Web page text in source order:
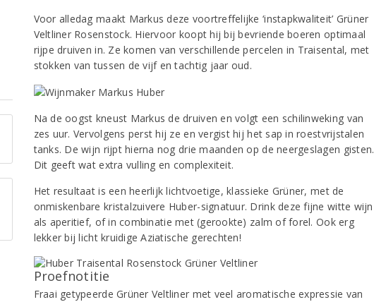
Voor alledag maakt Markus deze voortreffelijke ‘instapkwaliteit’ Grüner
Veltliner Rosenstock. Hiervoor koopt hij bij bevriende boeren optimaal
rijpe druiven in. Ze komen van verschillende percelen in Traisental, met
stokken van tussen de vijf en tachtig jaar oud.
Na de oogst kneust Markus de druiven en volgt een schilinweking van
zes uur. Vervolgens perst hij ze en vergist hij het sap in roestvrijstalen
tanks. De wijn rijpt hierna nog drie maanden op de neergeslagen gisten.
Dit geeft wat extra vulling en complexiteit.
Het resultaat is een heerlijk lichtvoetige, klassieke Grüner, met de
onmiskenbare kristalzuivere Huber-signatuur. Drink deze fijne witte wijn
als aperitief, of in combinatie met (gerookte) zalm of forel. Ook erg
lekker bij licht kruidige Aziatische gerechten!
Proefnotitie
Fraai getypeerde Grüner Veltliner met veel aromatische expressie van